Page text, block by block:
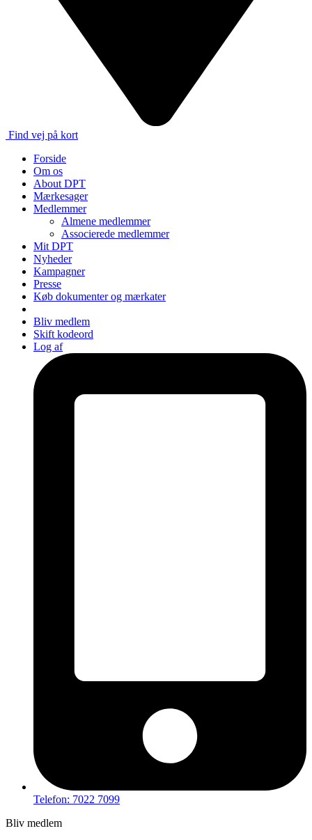
Find vej på kort
Forside
Om os
About DPT
Mærkesager
Medlemmer
Almene medlemmer
Associerede medlemmer
Mit DPT
Nyheder
Kampagner
Presse
Køb dokumenter og mærkater
Bliv medlem
Skift kodeord
Log af
Telefon: 7022 7099
Bliv medlem